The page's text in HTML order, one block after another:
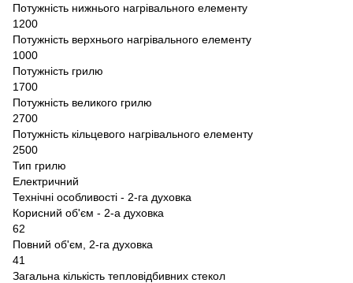
Потужність нижнього нагрівального елементу
1200
Потужність верхнього нагрівального елементу
1000
Потужність грилю
1700
Потужність великого грилю
2700
Потужність кільцевого нагрівального елементу
2500
Тип грилю
Електричний
Технічні особливості - 2-га духовка
Корисний об'єм - 2-а духовка
62
Повний об'єм, 2-га духовка
41
Загальна кількість тепловідбивних стекол